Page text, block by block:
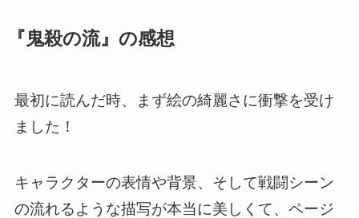
『鬼殺の流』の感想
最初に読んだ時、まず絵の綺麗さに衝撃を受け
ました！
キャラクターの表情や背景、そして戦闘シーン
の流れるような描写が本当に美しくて、ページ